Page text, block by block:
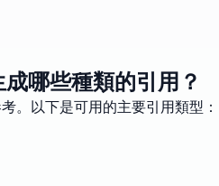
哪些種類的引用？
。以下是可用的主要引用類型：